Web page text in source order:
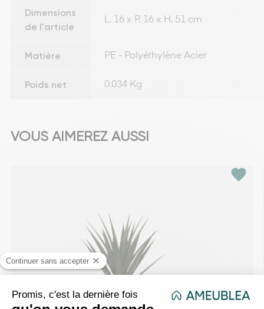
Dimensions
de l'article
L. 16 x P. 16 x H. 51 cm
Matière PE - Polyéthylène Acier
Poids net 0.034 Kg
VOUS AIMEREZ AUSSI
favorite